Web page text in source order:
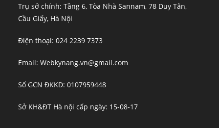
Trụ sở chính: Tầng 6, Tòa Nhà Sannam, 78 Duy Tân,
Cầu Giấy, Hà Nội
Điện thoại: 024 2239 7373
Email: Webkynang.vn@gmail.com
Số GCN ĐKKD: 0107959448
Sở KH&ĐT Hà nội cấp ngày: 15-08-17